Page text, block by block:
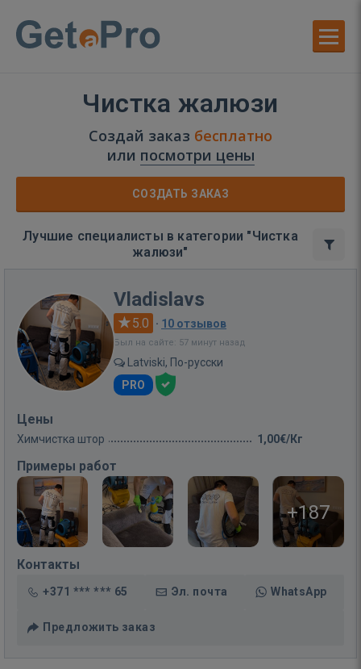
Чистка жалюзи
Создай заказ бесплатно
или посмотри цены
СОЗДАТЬ ЗАКАЗ
Лучшие специалисты в категории "Чистка
жалюзи"
Vladislavs
5.0 · 10 отзывов
Был на сайте: 57 минут назад
Latviski, По-русски
PRO
Цены
Химчистка штор 1,00€/Кг
Примеры работ
+187
Контакты
+371 *** *** 65 Эл. почта WhatsApp
Предложить заказ